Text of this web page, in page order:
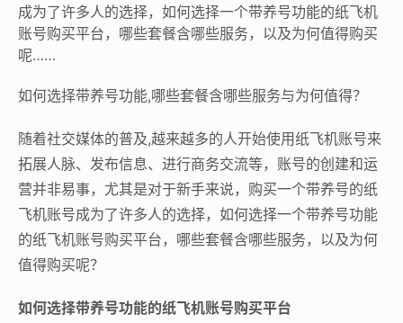
成为了许多人的选择，如何选择一个带养号功能的纸飞机
账号购买平台，哪些套餐含哪些服务，以及为何值得购买
呢……
如何选择带养号功能,哪些套餐含哪些服务与为何值得？
随着社交媒体的普及,越来越多的人开始使用纸飞机账号来
拓展人脉、发布信息、进行商务交流等，账号的创建和运
营并非易事，尤其是对于新手来说，购买一个带养号的纸
飞机账号成为了许多人的选择，如何选择一个带养号功能
的纸飞机账号购买平台，哪些套餐含哪些服务，以及为何
值得购买呢？
如何选择带养号功能的纸飞机账号购买平台